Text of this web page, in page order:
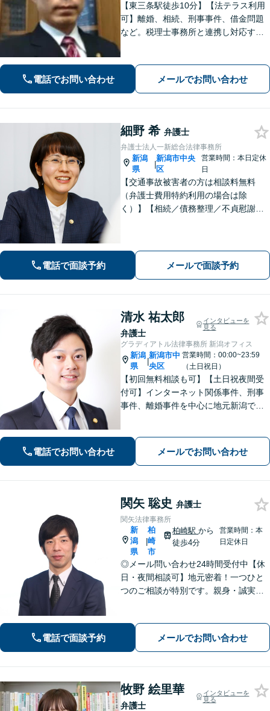
【東三条駅徒歩10分】【法テラス利用
可】離婚、相続、刑事事件、借金問題
など。税理士事務所と連携し対応する
まずはお気軽にご相談ください【休
日・夜間相談可】
電話でお問い合わせ メールでお問い合わせ
細野 希 弁護士
弁護士法人一新総合法律事務所
新潟
県
|
新潟市中央
区
営業時間：本日定休
日
【交通事故被害者の方は相談料無料
（弁護士費用特約利用の場合は除
く）】【相続／債務整理／不貞慰謝料
き、気持ちに寄り添いながら法的サポ
ートをいたします。
電話で面談予約 メールで面談予約
清水 祐太郎
弁護士
インタビューを
見る
グラディアトル法律事務所 新潟オフィス
新潟
県
|
新潟市中
央区
営業時間：00:00~23:59
（土日祝日）
【初回無料相談も可】【土日祝夜間受
付可】インターネット関係事件、刑事
事件、離婚事件を中心に地元新潟で弁
電話でお問い合わせ メールでお問い合わせ
関矢 聡史 弁護士
関矢法律事務所
新
潟
県
|
柏
崎
市
柏崎駅から
徒歩4分
営業時間：本
日定休日
◎メール問い合わせ24時間受付中【休
日・夜間相談可】地元密着！一つひと
つのご相談が特別です。親身・誠実な
応。まずはご相談ください【柏崎駅4分
｜近隣駐車場あり｜弁護士歴10年以
電話で面談予約 メールでお問い合わせ
牧野 絵里華
弁護士
インタビューを
見る